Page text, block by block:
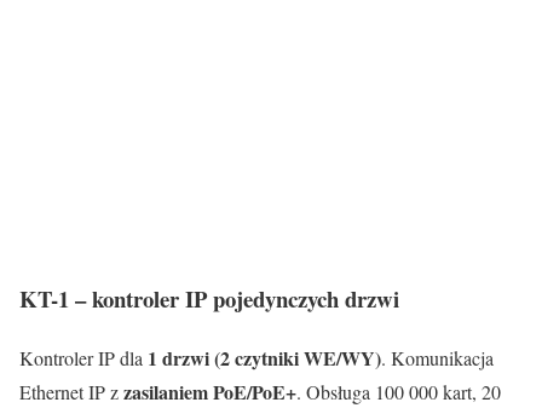
KT-1 – kontroler IP pojedynczych drzwi
Kontroler IP dla 1 drzwi (2 czytniki WE/WY). Komunikacja
Ethernet IP zzasilaniem PoE/PoE+. Obsługa 100 000 kart, 20